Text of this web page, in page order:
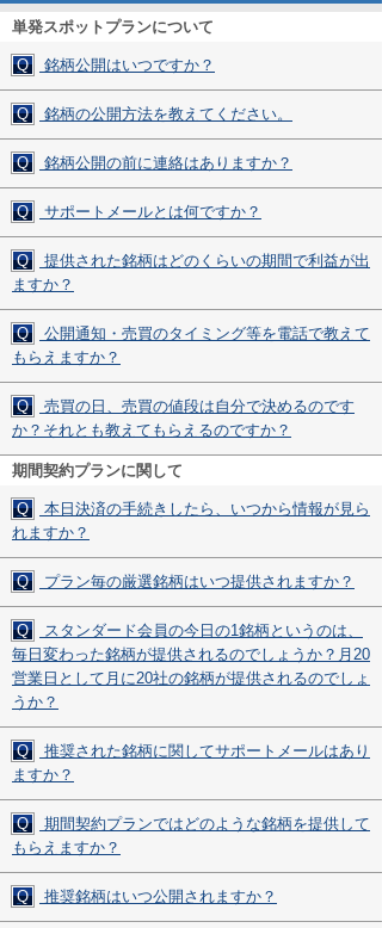
単発スポットプランについて
Q 銘柄公開はいつですか？
Q 銘柄の公開方法を教えてください。
Q 銘柄公開の前に連絡はありますか？
Q サポートメールとは何ですか？
Q
提供された銘柄はどのくらいの期間で利益が出
ますか？
Q
公開通知・売買のタイミング等を電話で教えて
もらえますか？
Q
売買の日、売買の値段は自分で決めるのです
か？それとも教えてもらえるのですか？
期間契約プランに関して
Q
本日決済の手続きしたら、いつから情報が見ら
れますか？
Q プラン毎の厳選銘柄はいつ提供されますか？
Q
スタンダード会員の今日の1銘柄というのは、
毎日変わった銘柄が提供されるのでしょうか？月20
営業日として月に20社の銘柄が提供されるのでしょ
うか？
Q
推奨された銘柄に関してサポートメールはあり
ますか？
Q
期間契約プランではどのような銘柄を提供して
もらえますか？
Q 推奨銘柄はいつ公開されますか？